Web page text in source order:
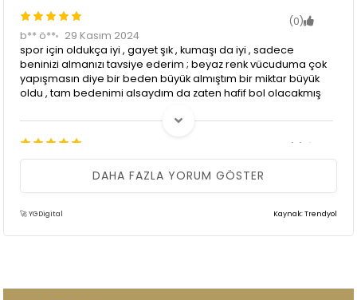
(0)
b** ö**
29 Kasım 2024
spor için oldukça iyi , gayet şık , kumaşı da iyi , sadece
beninizi almanızı tavsiye ederim ; beyaz renk vücuduma çok
yapışmasın diye bir beden büyük almıştım bir miktar büyük
oldu , tam bedenimi alsaydım da zaten hafif bol olacakmış
M** E**
27 Ekim 2024
harika bir ürün aşırı hafif ve rahat kesinlikle alın aldırın
paketleme çok özenli kargo hızlı
DAHA FAZLA YORUM GÖSTER
🚀 YGDigital Kaynak: Trendyol